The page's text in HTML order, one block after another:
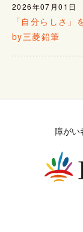
2026年07月01日
「自分らしさ
by三菱鉛筆
障がい